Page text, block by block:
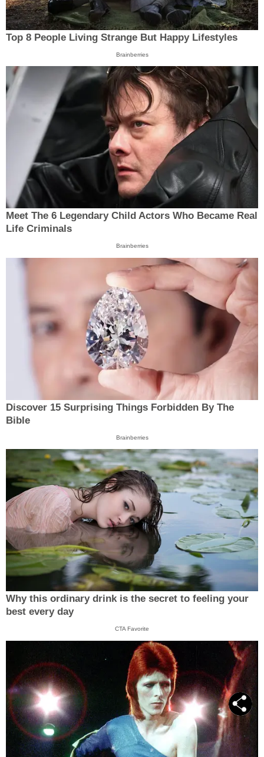
Top 8 People Living Strange But Happy Lifestyles
Brainberries
Meet The 6 Legendary Child Actors Who Became Real
Life Criminals
Brainberries
Discover 15 Surprising Things Forbidden By The
Bible
Brainberries
Why this ordinary drink is the secret to feeling your
best every day
CTA Favorite